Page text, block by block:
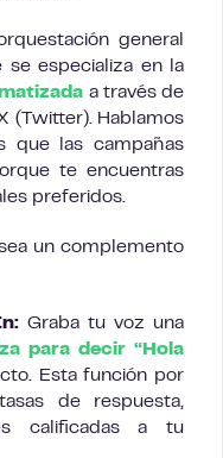
general
se especializa en la
a través de
(Twitter). Hablamos
que las campañas
te encuentras
preferidos.
un complemento
Graba tu voz una
para decir “Hola
Esta función por
de respuesta,
calificadas a tu